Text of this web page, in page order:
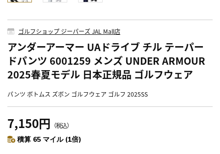
ゴルフショップ ジーパーズ JAL Mall店
アンダーアーマー UAドライブ チル テーパー
ドパンツ 6001259 メンズ UNDER ARMOUR
2025春夏モデル 日本正規品 ゴルフウェア
パンツ ボトムス ズボン ゴルフウェア ゴルフ 2025SS
7,150円 （税込）
積算 65 マイル (1倍)